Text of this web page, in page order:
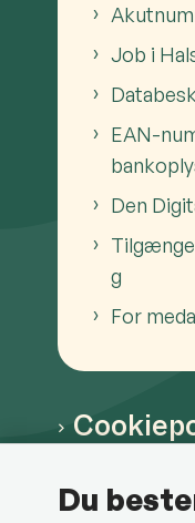
Job i
EAN-
Den
g
For
Du